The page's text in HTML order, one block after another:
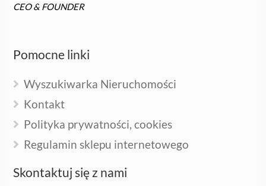
CEO & FOUNDER
Pomocne linki
Wyszukiwarka Nieruchomości
Kontakt
Polityka prywatności, cookies
Regulamin sklepu internetowego
Skontaktuj się z nami